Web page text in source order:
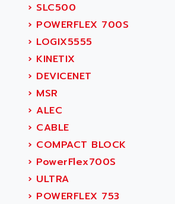
› SLC500
› POWERFLEX 700S
› LOGIX5555
› KINETIX
› DEVICENET
› MSR
› ALEC
› CABLE
› COMPACT BLOCK
› PowerFlex700S
› ULTRA
› POWERFLEX 753